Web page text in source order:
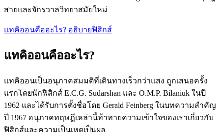
สายและจักรวาลวิทยาสมัยใหม่
แทคิออนคืออะไร? อธิบายฟิสิกส์
แทคิออนคืออะไร?
แทคิออนเป็นอนุภาคสมมติที่เดินทางเร็วกว่าแสง ถูกเสนอครั้ง
แรกโดยนักฟิสิกส์ E.C.G. Sudarshan และ O.M.P. Bilaniuk ในปี
1962 และได้รับการตั้งชื่อโดย Gerald Feinberg ในบทความสำคัญ
ปี 1967 อนุภาคทฤษฎีเหล่านี้ท้าทายความเข้าใจของเราเกี่ยวกับ
ฟิสิกส์และความเป็นเหตุเป็นผล